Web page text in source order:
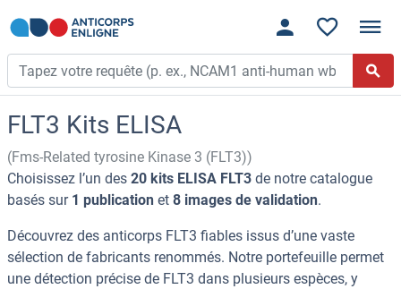
FLT3 Kits ELISA
(Fms-Related tyrosine Kinase 3 (FLT3))
Choisissez l’un des 20 kits ELISA FLT3 de notre catalogue
basés sur 1 publication et 8 images de validation.
Découvrez des anticorps FLT3 fiables issus d’une vaste
sélection de fabricants renommés. Notre portefeuille permet
une détection précise de FLT3 dans plusieurs espèces, y